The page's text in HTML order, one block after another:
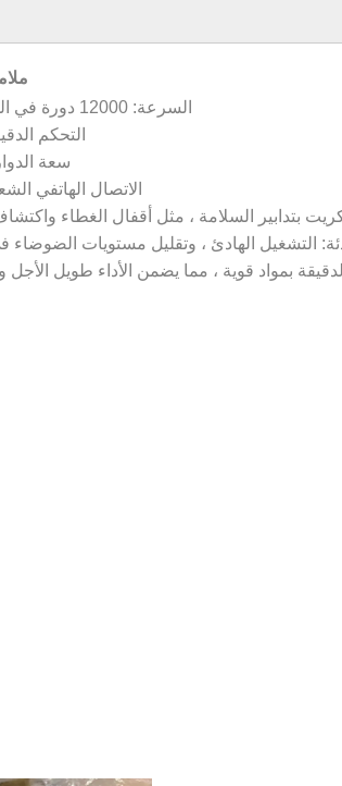
السرعة: 12000 دورة في الدقيقة ، كحد أقصى. RCF: 13680 × ز
التحكم
سعة الدوار: 24 الشعيرات الدموية
الاتصال الهاتفي
بتدابير السلامة ، مثل أقفال الغطاء
التشغيل الهادئ ، وتقليل مستويات
بمواد قوية ، مما يضمن الأداء طويل